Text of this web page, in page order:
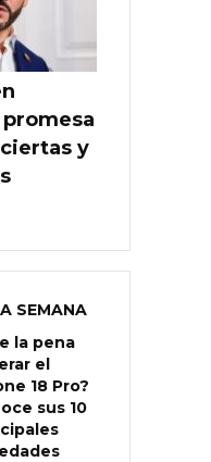
y
SEMANA
la pena
el
18 Pro?
sus 10